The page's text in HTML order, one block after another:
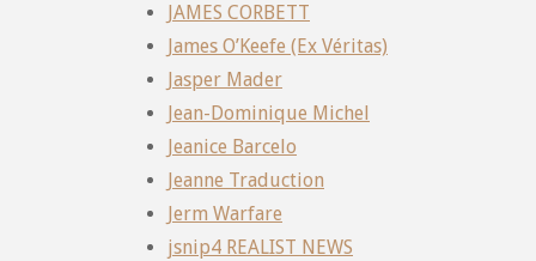
JAMES CORBETT
James O’Keefe (Ex Véritas)
Jasper Mader
Jean-Dominique Michel
Jeanice Barcelo
Jeanne Traduction
Jerm Warfare
jsnip4 REALIST NEWS